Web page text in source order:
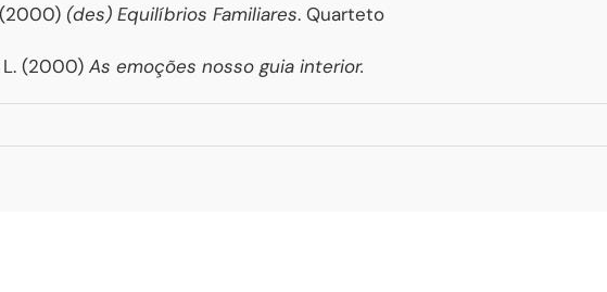
(2000) (des) Equilíbrios Familiares. Quarteto
L. (2000) As emoções nosso guia interior.